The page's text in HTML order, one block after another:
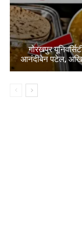
गोरखपुर
आनंदीबेन पटेल,